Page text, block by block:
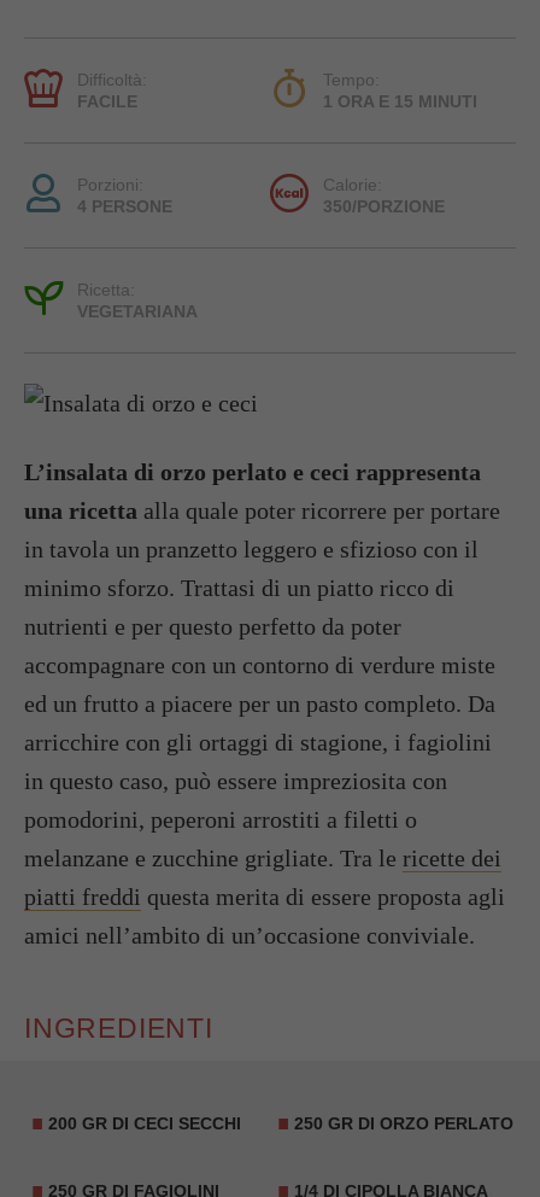
Difficoltà:
FACILE
Tempo:
1 ORA E 15 MINUTI
Porzioni:
4 PERSONE
Calorie:
350/PORZIONE
Ricetta:
VEGETARIANA
L’insalata di orzo perlato e ceci rappresenta
una ricetta alla quale poter ricorrere per portare
in tavola un pranzetto leggero e sfizioso con il
minimo sforzo. Trattasi di un piatto ricco di
nutrienti e per questo perfetto da poter
accompagnare con un contorno di verdure miste
ed un frutto a piacere per un pasto completo. Da
arricchire con gli ortaggi di stagione, i fagiolini
in questo caso, può essere impreziosita con
pomodorini, peperoni arrostiti a filetti o
melanzane e zucchine grigliate. Tra le ricette dei
piatti freddi questa merita di essere proposta agli
amici nell’ambito di un’occasione conviviale.
INGREDIENTI
200 GR DI CECI SECCHI 250 GR DI ORZO PERLATO
250 GR DI FAGIOLINI 1/4 DI CIPOLLA BIANCA